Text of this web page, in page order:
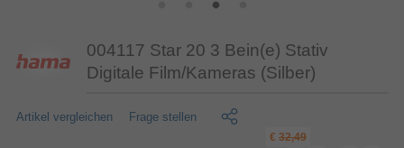
004117 Star 20 3 Bein(e) Stativ
Digitale Film/Kameras (Silber)
Artikel vergleichen Frage stellen
€ 32,49